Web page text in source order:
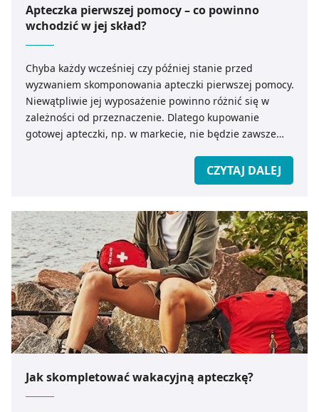
Apteczka pierwszej pomocy – co powinno
wchodzić w jej skład?
Chyba każdy wcześniej czy później stanie przed
wyzwaniem skomponowania apteczki pierwszej pomocy.
Niewątpliwie jej wyposażenie powinno różnić się w
zależności od przeznaczenie. Dlatego kupowanie
gotowej apteczki, np. w markecie, nie będzie zawsze
była w pełni przydatna? Oto mała podpowiedź.
CZYTAJ DALEJ
Jak skompletować wakacyjną apteczkę?